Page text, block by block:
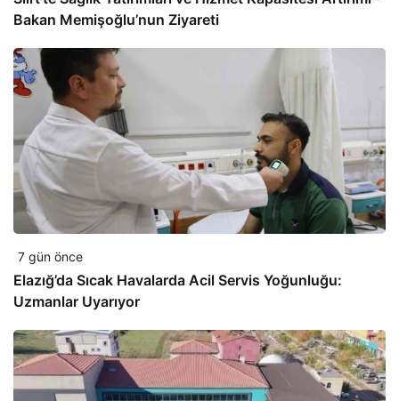
Bakan Memişoğlu’nun Ziyareti
7 gün önce
Elazığ’da Sıcak Havalarda Acil Servis Yoğunluğu:
Uzmanlar Uyarıyor